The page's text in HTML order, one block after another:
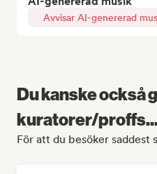
Avvisar AI-genererad
Du kanske också
kuratorer/
För att du besöker